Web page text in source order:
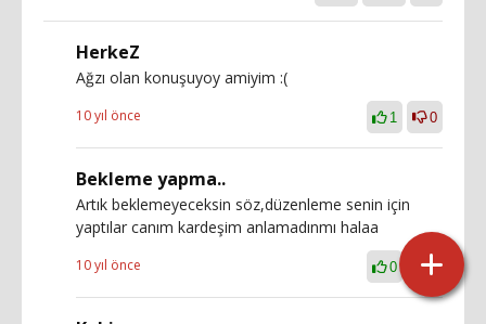
HerkeZ
Ağzı olan konuşuyoy amiyim :(
10 yıl önce 1 0
Bekleme yapma..
Artık beklemeyeceksin söz,düzenleme senin için
yaptılar canım kardeşim anlamadınmı halaa
10 yıl önce 0 0